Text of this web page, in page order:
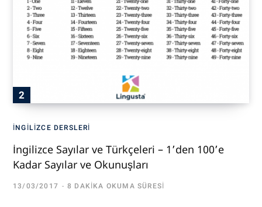
İNGILIZCE DERSLERI
İngilizce Sayılar ve Türkçeleri – 1’den 100’e
Kadar Sayılar ve Okunuşları
13/03/2017 8 DAKIKA OKUMA SÜRESI